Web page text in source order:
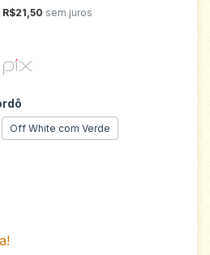
R$21,50 sem juros
Off White com Verde